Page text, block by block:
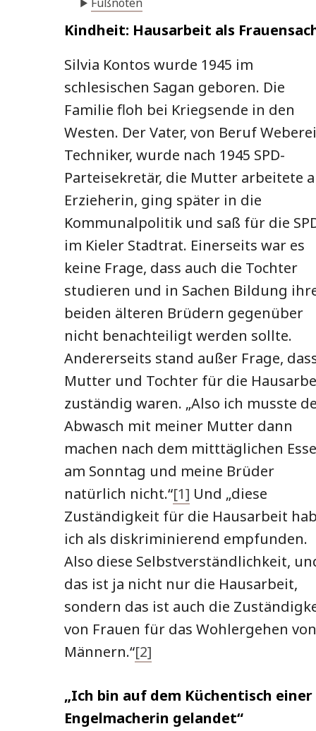
Fußnoten
Kindheit: Hausarbeit als
Silvia Kontos wurde 1945 im
schlesischen Sagan geboren. Die
Familie floh bei Kriegsende in den
Westen. Der Vater, von Beruf
Techniker, wurde nach 1945 SPD-
Parteisekretär, die Mutter arbeitete
Erzieherin, ging später in die
Kommunalpolitik und saß für die
im Kieler Stadtrat. Einerseits war es
keine Frage, dass auch die Tochter
studieren und in Sachen Bildung
beiden älteren Brüdern gegenüber
nicht benachteiligt werden sollte.
Andererseits stand außer Frage,
Mutter und Tochter für die
zuständig waren. „Also ich musste
Abwasch mit meiner Mutter dann
machen nach dem mitttäglichen
am Sonntag und meine Brüder
natürlich nicht.“[1] Und „diese
Zuständigkeit für die Hausarbeit
ich als diskriminierend empfunden.
Also diese Selbstverständlichkeit,
das ist ja nicht nur die Hausarbeit,
sondern das ist auch die
von Frauen für das Wohlergehen von
Männern.“[2]
„Ich bin auf dem Küchentisch einer
Engelmacherin gelandet“